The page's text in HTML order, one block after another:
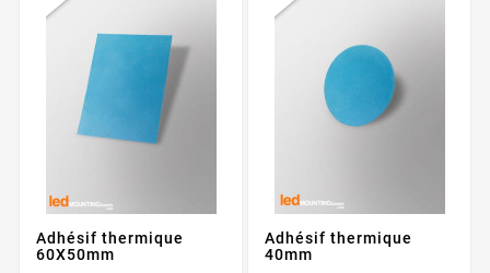
Adhésif thermique
60X50mm
Adhésif thermique
40mm